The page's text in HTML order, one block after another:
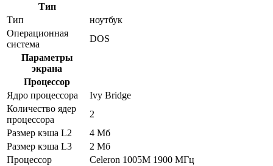
Тип
Тип
ноутбук
Операционная
система
DOS
Параметры
экрана
Процессор
Ядро процессора
Ivy Bridge
Количество ядер
процессора
2
Размер кэша L2
4 Мб
Размер кэша L3
2 Мб
Процессор
Celeron 1005M 1900 МГц